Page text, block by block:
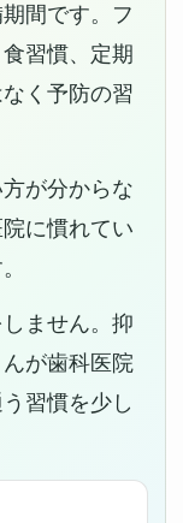
間です。フ
習慣、定期
く予防の習
が分からな
に慣れてい
ません。抑
が歯科医院
習慣を少し